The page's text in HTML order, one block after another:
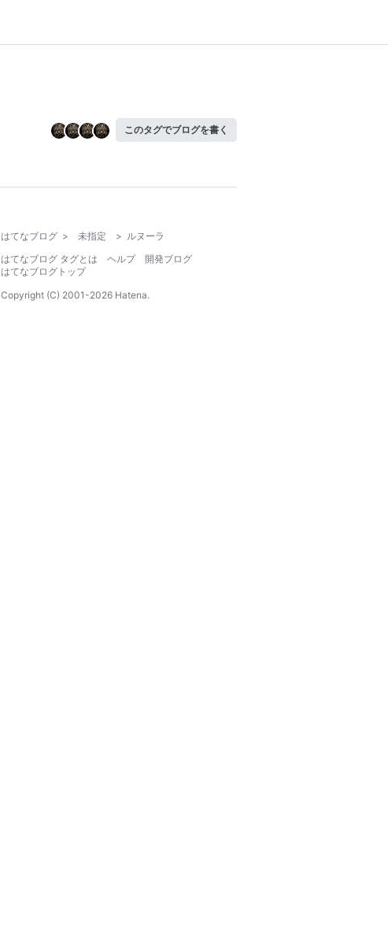
このタグでブログを書く
はてなブログ > 未指定 > ルヌーラ
はてなブログ タグとは
ヘルプ
開発ブログ
はてなブログトップ
Copyright (C) 2001-2026 Hatena.